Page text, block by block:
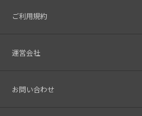
ご利用規約
運営会社
お問い合わせ